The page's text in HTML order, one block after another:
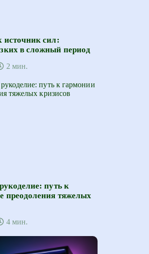
источник сил:
в сложный период
2 мин.
путь к
преодоления тяжелых
4 мин.